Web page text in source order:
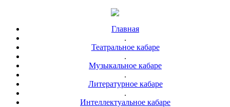
Главная
.
Театральное кабаре
.
Музыкальное кабаре
.
Литературное кабаре
.
Интеллектуальное кабаре